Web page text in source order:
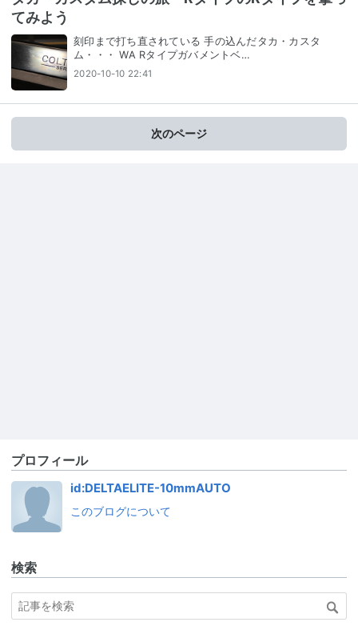
てみよう
刻印まで打ち直されている 手の込んだタカ・カスタ
ム・・・ WA Rタイプガバメントベ…
2020-10-10 22:41
次のページ
プロフィール
id:DELTAELITE-10mmAUTO
このブログについて
検索